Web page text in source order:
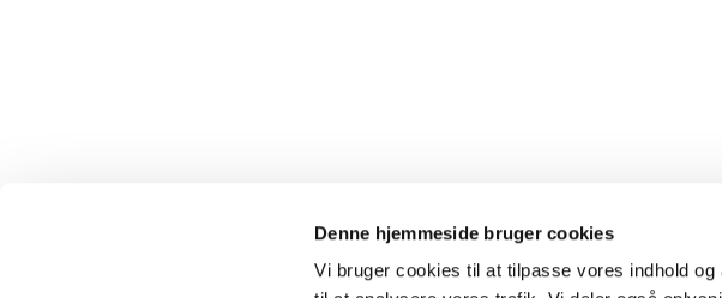
Denne hjemmeside bruger cookies
Vi bruger cookies til at tilpasse vores indhold